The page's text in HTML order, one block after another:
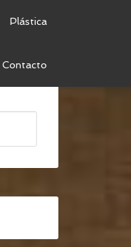
Plástica
Contacto